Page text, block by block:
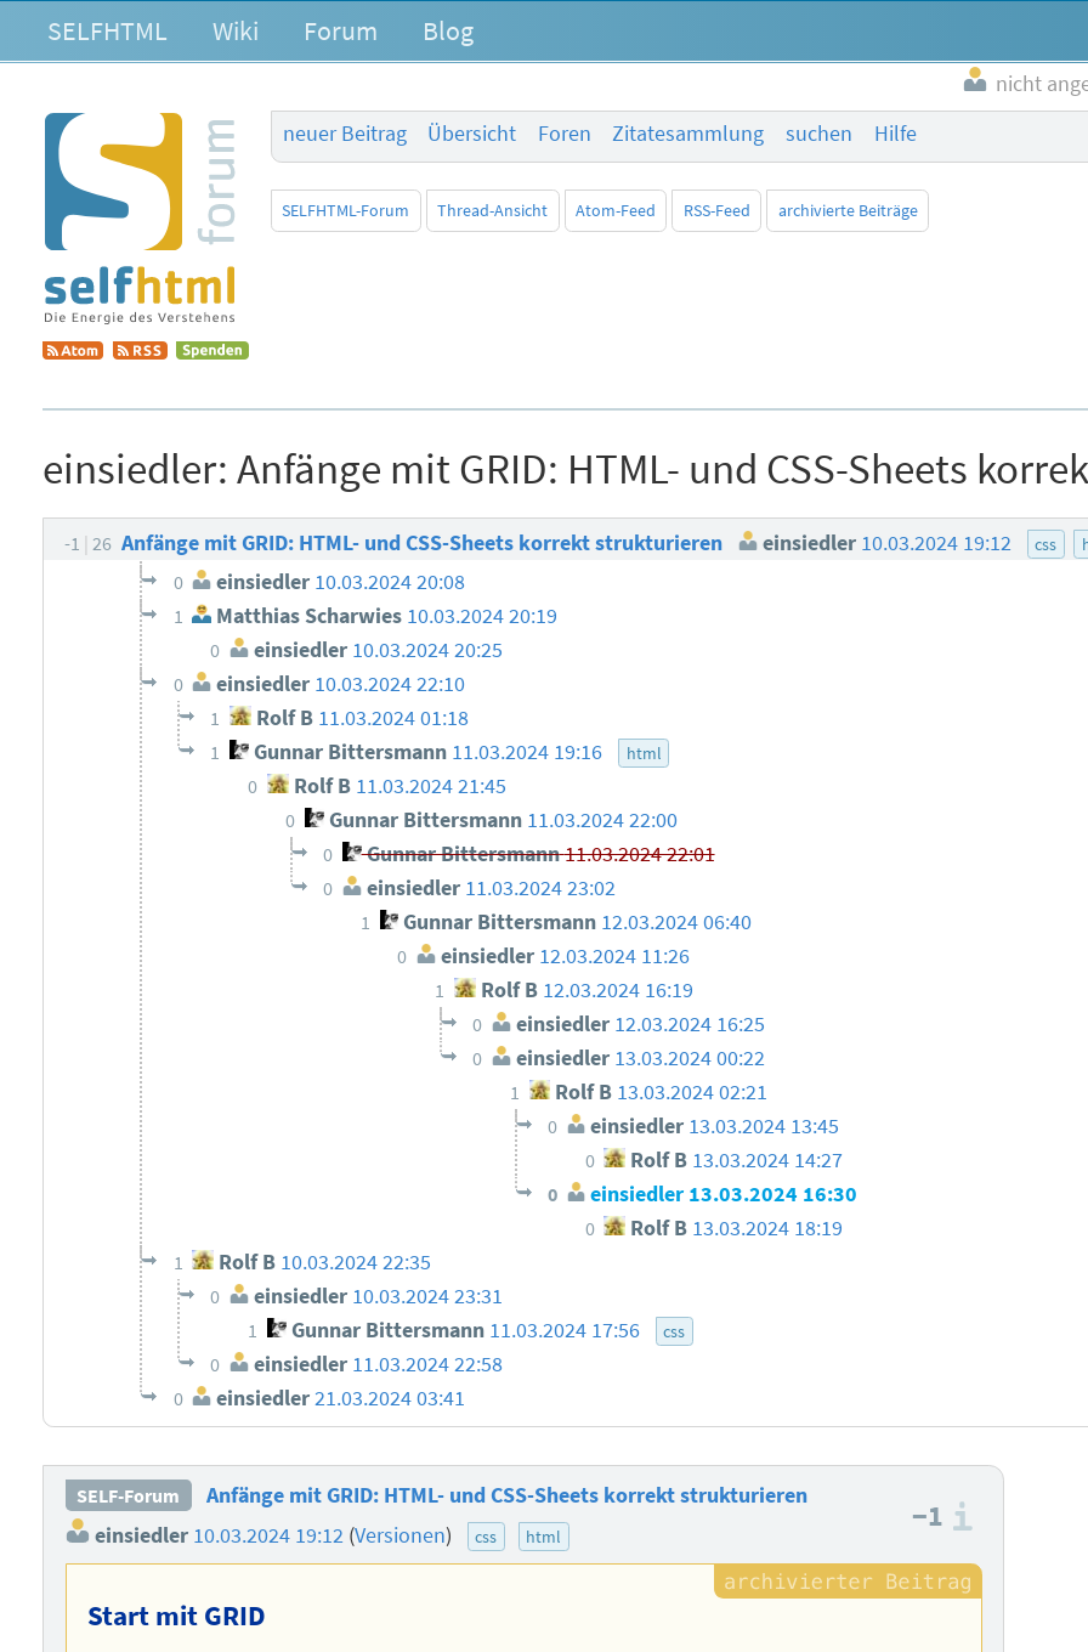
SELFHTML Wiki Forum Blog
nicht
neuer Beitrag
Übersicht Foren Zitatesammlung suchen Hilfe
SELFHTML-Forum Thread-Ansicht Atom-Feed RSS-Feed archivierte Beiträge
einsiedler: Anfänge mit GRID: HTML- und CSS-Sheets
-1 26 Anfänge mit GRID: HTML- und CSS-Sheets korrekt strukturieren einsiedler 10.03.2024 19:12 css
0 einsiedler 10.03.2024 20:08
1 Matthias Scharwies 10.03.2024 20:19
0 einsiedler 10.03.2024 20:25
0 einsiedler 10.03.2024 22:10
1 Rolf B 11.03.2024 01:18
1 Gunnar Bittersmann 11.03.2024 19:16 html
0 Rolf B 11.03.2024 21:45
0 Gunnar Bittersmann 11.03.2024 22:00
0 Gunnar Bittersmann11.03.2024 22:01
0 einsiedler 11.03.2024 23:02
1 Gunnar Bittersmann 12.03.2024 06:40
0 einsiedler 12.03.2024 11:26
1 Rolf B 12.03.2024 16:19
0 einsiedler 12.03.2024 16:25
0 einsiedler 13.03.2024 00:22
1 Rolf B 13.03.2024 02:21
0 einsiedler 13.03.2024 13:45
0 Rolf B 13.03.2024 14:27
0 einsiedler 13.03.2024 16:30
0 Rolf B 13.03.2024 18:19
1 Rolf B 10.03.2024 22:35
0 einsiedler 10.03.2024 23:31
1 Gunnar Bittersmann 11.03.2024 17:56 css
0 einsiedler 11.03.2024 22:58
0 einsiedler21.03.2024 03:41
SELF-Forum
Anfänge mit GRID: HTML- und CSS-Sheets korrekt strukturieren
einsiedler 10.03.2024 19:12 (Versionen) css html
−1
Start mit GRID